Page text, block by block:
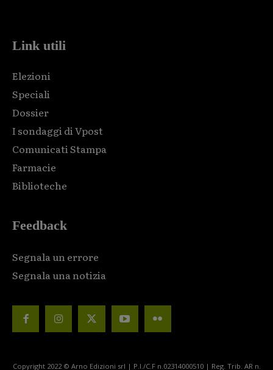
Link utili
Elezioni
Speciali
Dossier
I sondaggi di Vpost
Comunicati Stampa
Farmacie
Biblioteche
Feedback
Segnala un errore
Segnala una notizia
Copyright 2022 © Arno Edizioni srl | P.I./C.F n.02314000510 | Reg. Trib. AR n.